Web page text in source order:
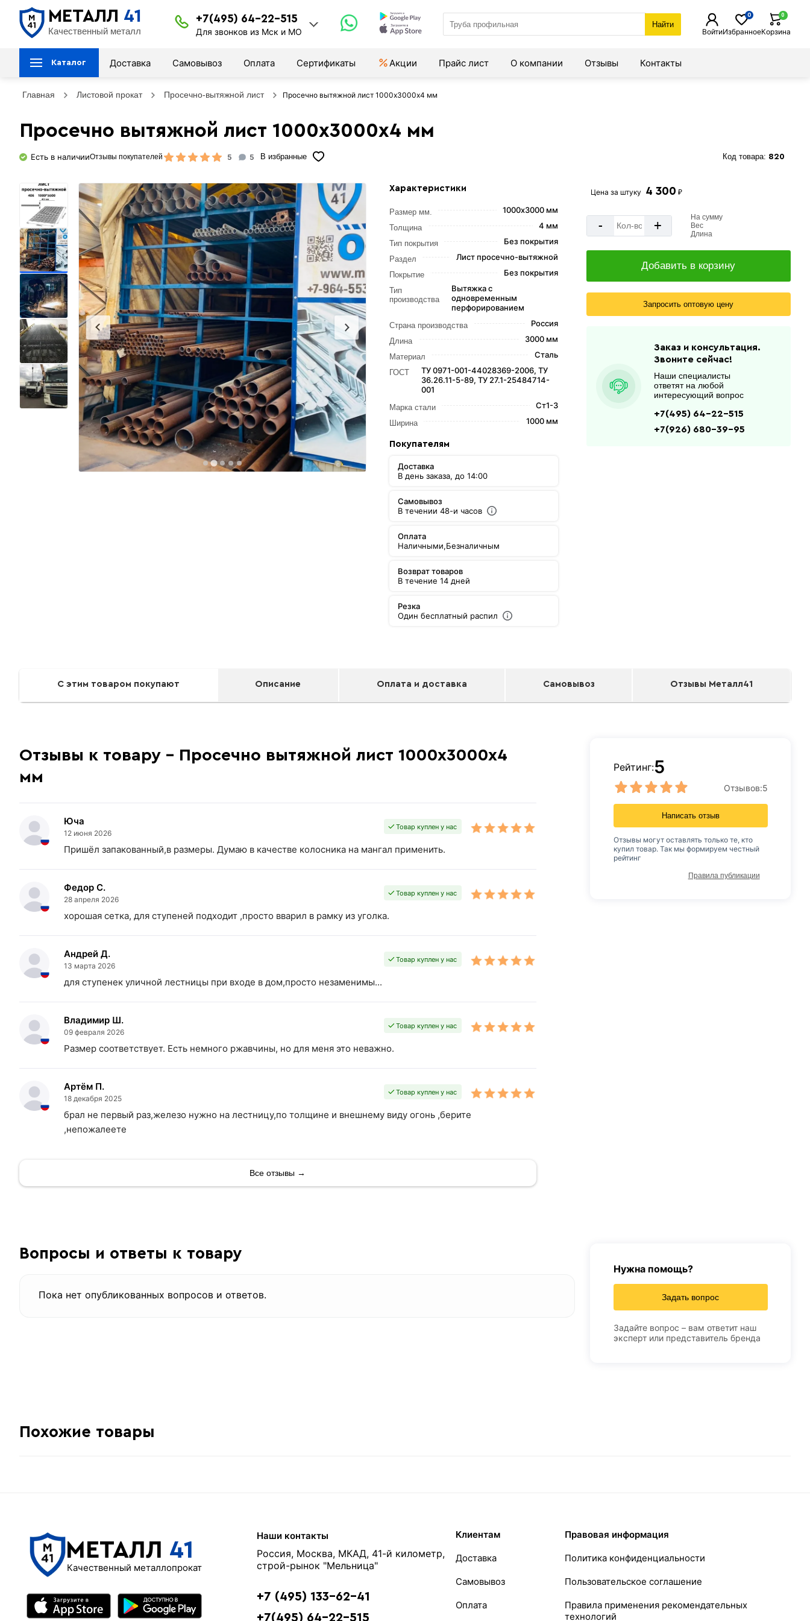
МЕТАЛЛ 41
Качественный металл
+7(495) 64-22-515
Для звонков из Мск и МО
Найти
ВойтиИзбранное
0
Корзина
0
Каталог Доставка Самовывоз Оплата Сертификаты Акции Прайс лист О компании Отзывы Контакты
Главная Листовой прокат Просечно-вытяжной лист Просечно вытяжной лист 1000х3000х4 мм
Просечно вытяжной лист 1000х3000х4 мм
Есть в наличииОтзывы покупателей 5 5 В избранные Код товара: 820
Характеристики
Размер мм. 1000х3000 мм
Толщина 4 мм
Тип покрытия Без покрытия
Раздел Лист просечно-вытяжной
Покрытие Без покрытия
Тип
производства
Вытяжка с
одновременным
перфорированием
Страна производства Россия
Длина 3000 мм
Материал Сталь
ГОСТ
ТУ 0971-001-44028369-2006, ТУ
36.26.11-5-89, ТУ 27.1-25484714-
001
Марка стали Ст1-3
Ширина 1000 мм
Покупателям
Доставка
В день заказа, до 14:00
Самовывоз
В течении 48-и часов
Оплата
Наличными,Безналичным
Возврат товаров
В течение 14 дней
Резка
Один бесплатный распил
Цена за штуку 4 300 ₽
- +
На сумму
Вес
Длина
Добавить в корзину
Запросить оптовую цену
Заказ и консультация.
Звоните сейчас!
Наши специалисты
ответят на любой
интересующий вопрос
+7(495) 64-22-515
+7(926) 680-39-95
С этим товаром покупают Описание Оплата и доставка Самовывоз Отзывы Металл41
«Быстрый заказ»
Страна производства
Материал
Отзывы к товару - Просечно вытяжной лист 1000х3000х4
мм
Юча
12 июня 2026
Товар куплен у нас
Пришёл запакованный,в размеры. Думаю в качестве колосника на мангал применить.
Федор С.
28 апреля 2026
Товар куплен у нас
хорошая сетка, для ступеней подходит ,просто вварил в рамку из уголка.
Андрей Д.
13 марта 2026
Товар куплен у нас
для ступенек уличной лестницы при входе в дом,просто незаменимы...
Владимир Ш.
09 февраля 2026
Товар куплен у нас
Размер соответствует. Есть немного ржавчины, но для меня это неважно.
Артём П.
18 декабря 2025
Товар куплен у нас
брал не первый раз,железо нужно на лестницу,по толщине и внешнему виду огонь ,берите
,непожалеете
Все отзывы →
Рейтинг:5
Отзывов:5
Написать отзыв
Отзывы могут оставлять только те, кто
купил товар. Так мы формируем честный
рейтинг
Правила публикации
Вопросы и ответы к товару
Пока нет опубликованных вопросов и ответов.
Нужна помощь?
Задать вопрос
Задайте вопрос – вам ответит наш
эксперт или представитель бренда
Похожие товары
МЕТАЛЛ 41
Качественный металлопрокат
Наши контакты
Россия, Москва, МКАД, 41-й километр,
строй-рынок "Мельница"
+7 (495) 133-62-41
+7(495) 64-22-515
Клиентам
Доставка
Самовывоз
Оплата
Правовая информация
Политика конфиденциальности
Пользовательское соглашение
Правила применения рекомендательных
технологий